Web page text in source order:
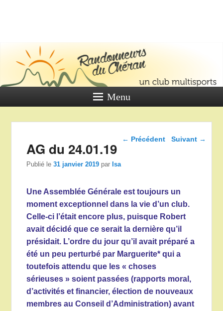
DU
Un club multi sports
Menu
Navigation dans les
← Précédent Suivant →
AG du 24.01.19
Publié le31 janvier 2019 parIsa
Une Assemblée Générale est toujours un
moment exceptionnel dans la vie d’un club.
Celle-ci l’était encore plus, puisque Robert
avait décidé que ce serait la dernière qu’il
présidait. L’ordre du jour qu’il avait préparé a
été un peu perturbé par Marguerite* qui a
toutefois attendu que les « choses
sérieuses » soient passées (rapports moral,
d’activités et financier, élection de nouveaux
membres au Conseil d’Administration) avant